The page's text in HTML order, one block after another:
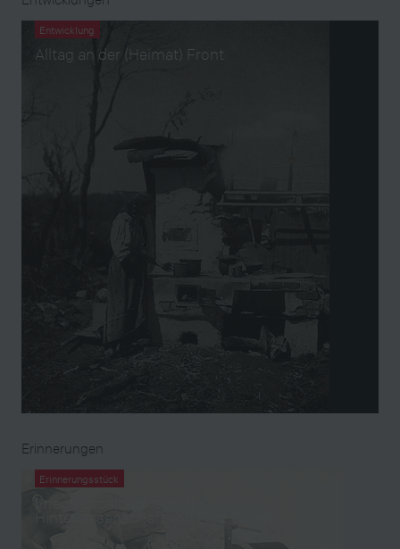
Entwicklung
Alltag an der (Heimat) Front
Erinnerungen
Erinnerungsstück